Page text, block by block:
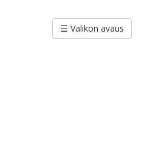
☰ Valikon avaus